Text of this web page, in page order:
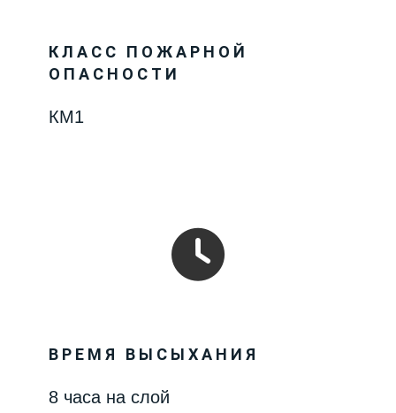
КЛАСС ПОЖАРНОЙ
ОПАСНОСТИ
КМ1
ВРЕМЯ ВЫСЫХАНИЯ
8 часа на слой